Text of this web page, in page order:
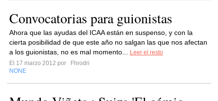
Convocatorias para guionistas
Ahora que las ayudas del ICAA están en suspenso, y con la
cierta posibilidad de que este año no salgan las que nos afectan
a los guionistas, no es mal momento...
Leer el resto
El 17 marzo 2012 por
Fhrodri
NONE